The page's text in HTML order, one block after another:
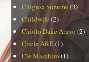
Chigusa Suzume (3)
Childwife (2)
Chotto Dake Aruyo (2)
Circle ARE(1)
Cle Masahiro (1)